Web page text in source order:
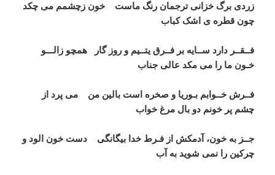
زردی برگ خزانی ترجمان رنگ ماست خون زچشمم می چکد
چون قطره ی اشک کباب
فــقــر دارد ســایه بر فــرق یتــیم و روز گار همچو زالـــو
خـون ما را می مکد عالی جناب
فــرش خــوابم بـوریا و صخره است بالین من می پرد از
چشم پر خونم دو بال مرغ خواب
جــز به خون، آدمکش از فـرط خدا بیگانگی دست خون الود و
چرکین را نمی شوید به آب